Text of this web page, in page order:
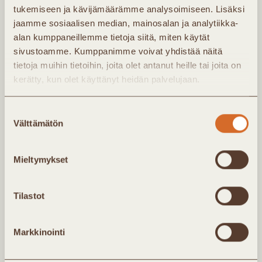
tukemiseen ja kävijämäärämme analysoimiseen. Lisäksi
jaamme sosiaalisen median, mainosalan ja analytiikka-
alan kumppaneillemme tietoja siitä, miten käytät
sivustoamme. Kumppanimme voivat yhdistää näitä
tietoja muihin tietoihin, joita olet antanut heille tai joita on
kerätty, kun olet käyttänyt heidän palvelujaan.
valinta
Välttämätön
Mieltymykset
Tilastot
Markkinointi
lämmityspalvelun pitkälle tulevaisuuteen.”
Tähtäämme kaikessa toiminnassamme
kestävämpään huomiseen ja kokeilemme
lämpenevä Haapajärven tori sekä
tuottaa kaukolämmöstä myös sähköä laitoksen
toimintamme aiheuttamien